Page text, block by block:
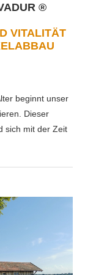
®
VITALITÄT
beginnt unser
Dieser
sich mit der Zeit